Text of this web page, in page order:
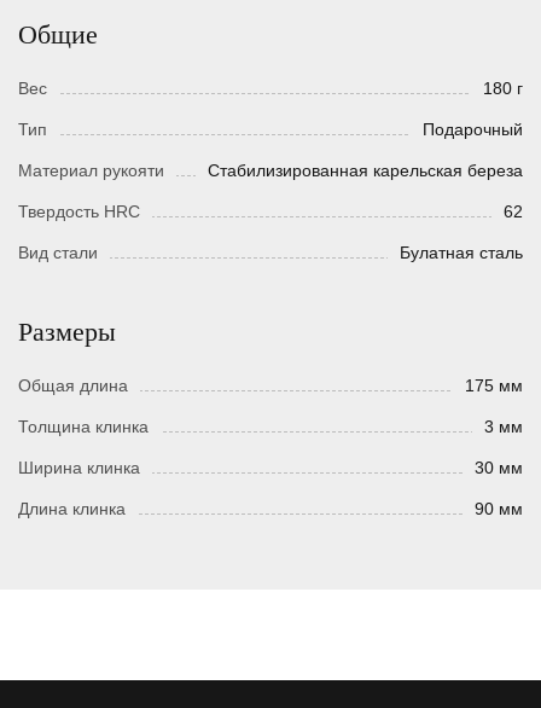
Общие
Вес 180 г
Тип Подарочный
Материал рукояти Стабилизированная карельская береза
Твердость HRC 62
Вид стали Булатная сталь
Размеры
Общая длина 175 мм
Толщина клинка 3 мм
Ширина клинка 30 мм
Длина клинка 90 мм